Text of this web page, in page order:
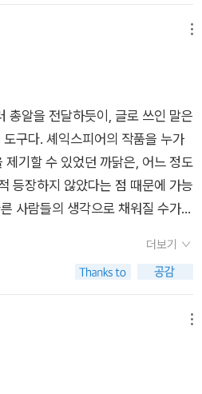
컬어지는 최근 “다극 세계” 논리
기반일 수도 있을 것이다. _ 저자
이다. 인도에서 태어나지는 않았
교에서 유년기에 공부하고 “서양
UCL에 입학해 학위를 받고 이후
으로 일하고 있다. 그러나 저자는
‘서양과 나머지 세계’라는 이분법
둘 모두”라고 확언하고 있다. 맥락
의 ‘뿌리’에 대한 탐구와 지금까지
이 생겨난 듯하다. 여기에서도 여러
기가 파생될 수 있을 텐데, 내가 주
다극화 속 영국인’의 관점에서 ‘세
점이다._ 지금까지 ‘권력 게
기할 수 있는 권한을 가져왔다면, 이
구성하는 주역으로 등장해야 한다
심어놓은 잘못된 프레임이다. 책에
범주를 넘어서지 않는다. 바로
든 논리를 전개한다. 과학을 예로
장의 사진이 등장한다. 보기에는
의 색상을 보기 위한 샘플같이 보인
한 논리가 숨어있다. 바로 머리카
유전자와 나쁜 유전자를 구분하는
랜시스 골턴에 의한 골턴 컬렉션도
고 나쁜 유전자에 대한 구분이 바
은) 사람의 생식을 막고, 우월한 유
론을 통해 결국 독일 나치의 유태
. 지금이야 우생학이나 유태인 학살
되는 논리라고 이야기하지만 아쉽
의 업그레이드 버전이 여전히 존
마주할 수 있다. ​ 교육도, 민주주의
밝혔다. 그는 아메리카 인디언을 제
나섰다. 우스터 대 조지아 사건에
자, 출처가 불분명하기는 하지만 잭
도록 해라.' 잭슨이 대통령 재임 기
키족이 남서부에 있는 땅을 포기하
운데에서 새로 획득한 영토로 이
154-)여기서 핵심 질문은 이것이
본질은 무엇인가? 우리 부모님
데, 나는 왜 부모님과 똑같은 곳에
를 거쳐야 했는가?일단 국민이 어
었는지를 이해하려면,국민 개념의
239-)사도 바울은 고린도인에게
야 할 마지막 적은 죽음이다.' 라고
을 필요는 거의 없었다고 봐도 무
총알을 전달하듯이, 글로 쓰인 말은
구다. 셰익스피어의 작품을 누가
기할 수 있었던 까닭은, 어느 정도
등장하지 않았다는 점 때문에 가능
사람들의 생각으로 채워질 수가
과 생각의 본성에 관해 무언가를
지는 이야기, 그리고 더 중요하게
아니다. p.98~99누구의 말
힘이다, 펜은 칼보다 강하다, 정
, 시간은 돈이다, 죽음 앞에서는 모
더보기